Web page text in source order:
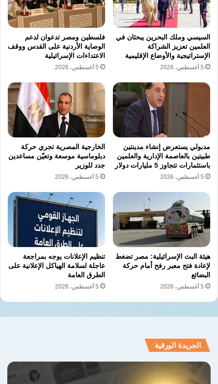
نسخ الرابط
السيسي وملك البحرين يبحثان في
العلمين تعزيز الشراكة
الإستراتيجية والأوضاع الإقليمية
5 أغسطس، 2026
فلسطين ومصر تدعوان لدعم
الوصاية الأردنية على القدس ووقف
الاعتداءات الإسرائيلية
5 أغسطس، 2026
مدبولي يستعرض إنشاء مدينتين
طبيتين بالعاصمة الإدارية والعلمين
باستثمارات تتجاوز 5 مليارات دولار
5 أغسطس، 2026
الخارجية المصرية تجري حركة
دبلوماسية موسعة وتعيّن مساعدين
جدد للوزير
5 أغسطس، 2026
هيئة البث الإسرائيلية: مصر تضغط
لإعادة فتح معبر رفح أمام حركة
البضائع
5 أغسطس، 2026
تنظيم الإعلانات يوجه بمراجعة
عاجلة لسلامة الهياكل الإعلانية على
الطرق العامة
5 أغسطس، 2026
الجريدة الورقية